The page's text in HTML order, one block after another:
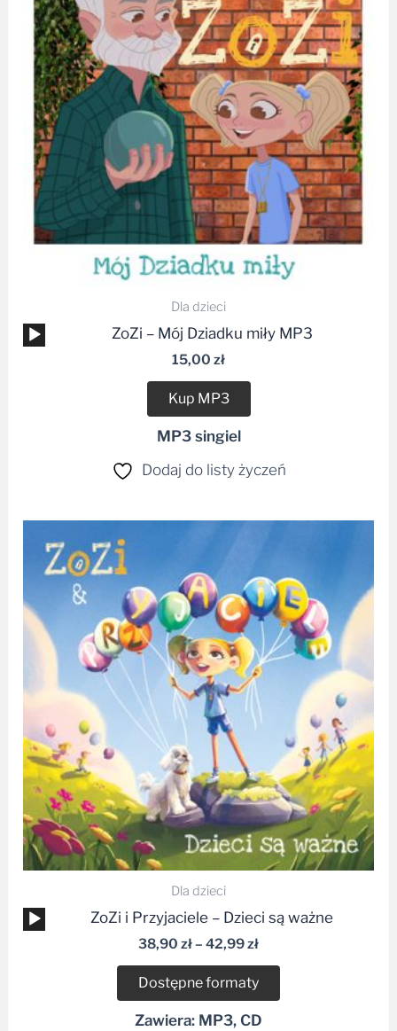
Dla dzieci
Odtwarzacz
plików
ZoZi – Mój Dziadku miły MP3
15,00 zł
Kup MP3
MP3 singiel
Dodaj do listy życzeń
Dla dzieci
Odtwarzacz
plików
dźwiękowych
ZoZi i Przyjaciele – Dzieci są ważne
38,90 zł– 42,99zł
38,90 zł
do
42,99 zł
Dostępne formaty
Zawiera: MP3, CD